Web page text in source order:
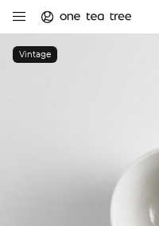
Vintage